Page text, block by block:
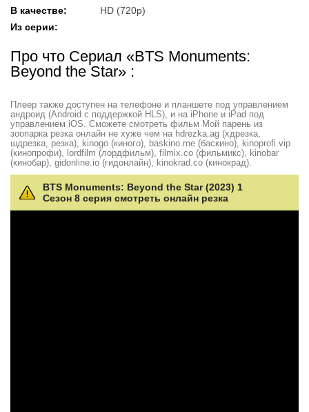
В качестве:
HD (720p)
Из серии:
Про что Сериал «BTS Monuments:
Beyond the Star» :
Плеер также доступен на телефоне и планшете под управлением
андроид (Android с поддержкой HLS), и на iPhone и iPad под
управлением iOS. Сможете смотреть фильм Мой парень из
зоопарка резка онлайн не хуже чем на hdrezka.ag (хдрезка,
шдрезка, резка), kinogo (киного), baskino.me (баскино), kinoprofi.vip
(кинопрофи), lordfilm (лордфильм), filmix.co (фильмикс), kinobar
(кинобар), gidonline.io (гидонлайн), kinokrad.сo (кинокрад).
BTS Monuments: Beyond the Star (2023) 1
Сезон 8 серия смотреть онлайн резка